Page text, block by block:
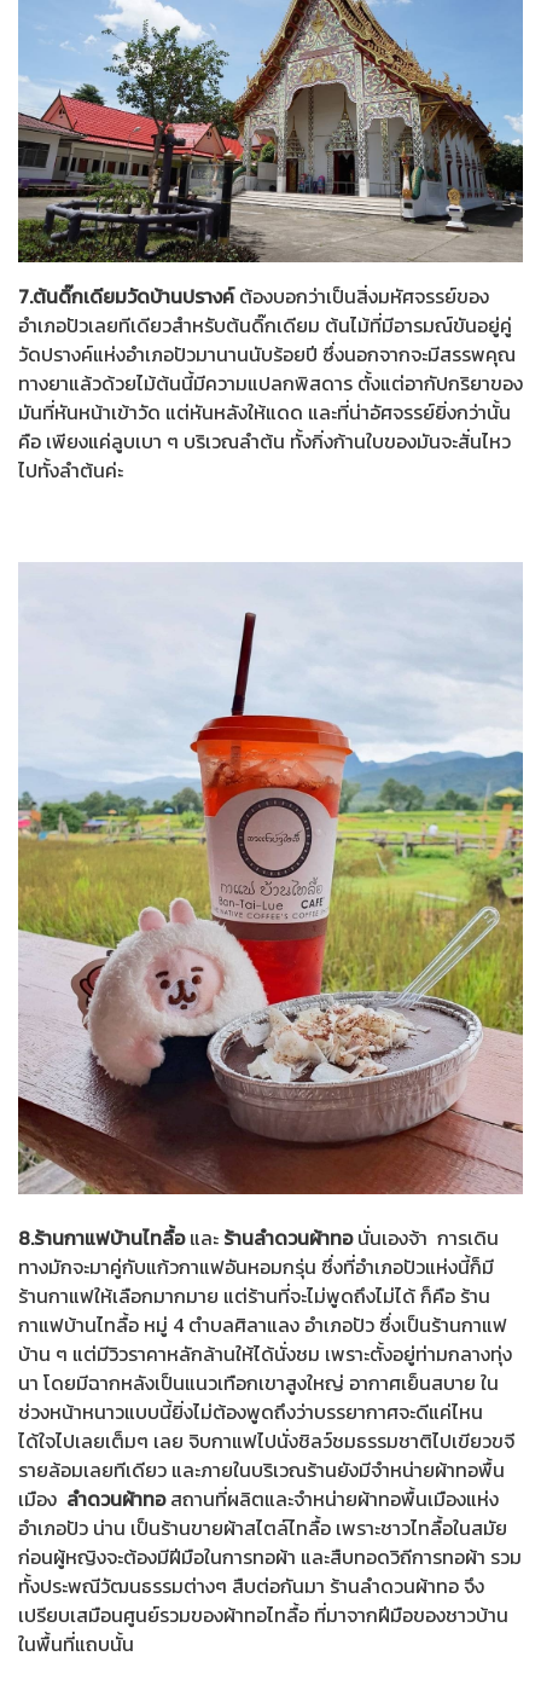
7.ต้นดิ๊กเดียมวัดบ้านปรางค์ต้องบอกว่าเป็นสิ่งมหัศจรรย์ของ
อำเภอปัวเลยทีเดียวสำหรับต้นดิ๊กเดียม ต้นไม้ที่มีอารมณ์ขันอยู่คู่
วัดปรางค์แห่งอำเภอปัวมานานนับร้อยปี ซึ่งนอกจากจะมีสรรพคุณ
ทางยาแล้วด้วยไม้ต้นนี้มีความแปลกพิสดาร ตั้งแต่อากัปกริยาของ
มันที่หันหน้าเข้าวัด แต่หันหลังให้แดด และที่น่าอัศจรรย์ยิ่งกว่านั้น
คือ เพียงแค่ลูบเบา ๆ บริเวณลำต้น ทั้งกิ่งก้านใบของมันจะสั่นไหว
ไปทั้งลำต้นค่ะ
8.ร้านกาแฟบ้านไทลื้อและ ร้านลำดวนผ้าทอนั่นเองจ้า การเดิน
ทางมักจะมาคู่กับแก้วกาแฟอันหอมกรุ่น ซึ่งที่อำเภอปัวแห่งนี้ก็มี
ร้านกาแฟให้เลือกมากมาย แต่ร้านที่จะไม่พูดถึงไม่ได้ ก็คือ ร้าน
กาแฟบ้านไทลื้อ หมู่ 4 ตำบลศิลาแลง อำเภอปัว ซึ่งเป็นร้านกาแฟ
บ้าน ๆ แต่มีวิวราคาหลักล้านให้ได้นั่งชม เพราะตั้งอยู่ท่ามกลางทุ่ง
นา โดยมีฉากหลังเป็นแนวเทือกเขาสูงใหญ่ อากาศเย็นสบาย ใน
ช่วงหน้าหนาวแบบนี้ยิ่งไม่ต้องพูดถึงว่าบรรยากาศจะดีแค่ไหน
ได้ใจไปเลยเต็มๆ เลย จิบกาแฟไปนั่งชิลว์ชมธรรมชาติไปเขียวขจี
รายล้อมเลยทีเดียว และภายในบริเวณร้านยังมีจำหน่ายผ้าทอพื้น
เมือง ลำดวนผ้าทอสถานที่ผลิตและจำหน่ายผ้าทอพื้นเมืองแห่ง
อำเภอปัว น่าน เป็นร้านขายผ้าสไตล์ไทลื้อ เพราะชาวไทลื้อในสมัย
ก่อนผู้หญิงจะต้องมีฝีมือในการทอผ้า และสืบทอดวิถีการทอผ้า รวม
ทั้งประพณีวัฒนธรรมต่างๆ สืบต่อกันมา ร้านลำดวนผ้าทอ จึง
เปรียบเสมือนศูนย์รวมของผ้าทอไทลื้อ ที่มาจากฝีมือของชาวบ้าน
ในพื้นที่แถบนั้น